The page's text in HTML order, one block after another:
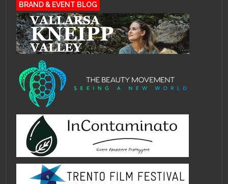
BRAND & EVENT BLOG